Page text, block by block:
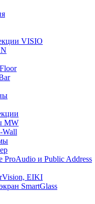
VISIO
MW
Wall
ProAudio и Public Address
EIKI
SmartGlass